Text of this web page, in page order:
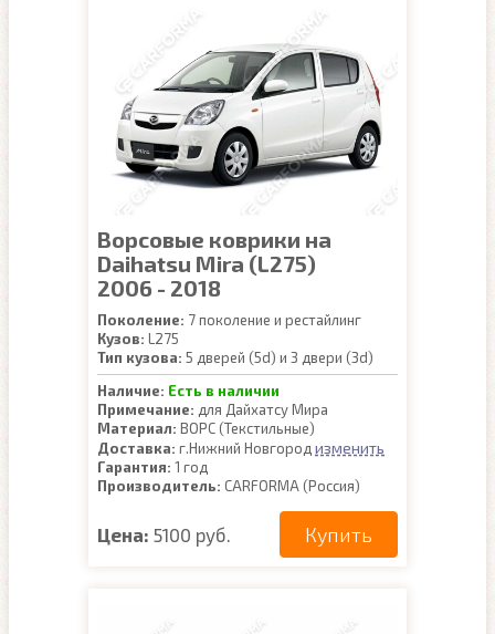
Ворсовые коврики на
Daihatsu Mira (L275)
2006 - 2018
Поколение: 7 поколение и рестайлинг
Кузов: L275
Тип кузова: 5 дверей (5d) и 3 двери (3d)
Наличие: Есть в наличии
Примечание: для Дайхатсу Мира
Материал: ВОРС (Текстильные)
Доставка: г.Нижний Новгород изменить
Гарантия: 1 год
Производитель: CARFORMA (Россия)
Цена: 5100 руб. Купить